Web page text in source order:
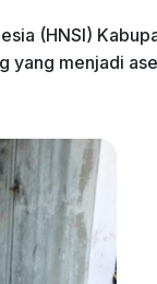
(HNSI)
yang menjadi